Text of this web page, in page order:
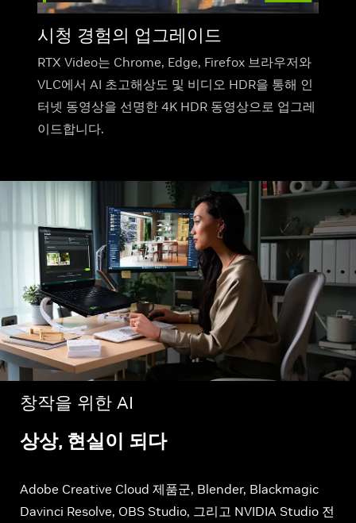
시청 경험의 업그레이드
RTX Video는 Chrome, Edge, Firefox 브라우저와
VLC에서 AI 초고해상도 및 비디오 HDR을 통해 인
터넷 동영상을 선명한 4K HDR 동영상으로 업그레
이드합니다.
창작을 위한 AI
상상, 현실이 되다
Adobe Creative Cloud 제품군, Blender, Blackmagic
Davinci Resolve, OBS Studio, 그리고 NVIDIA Studio 전